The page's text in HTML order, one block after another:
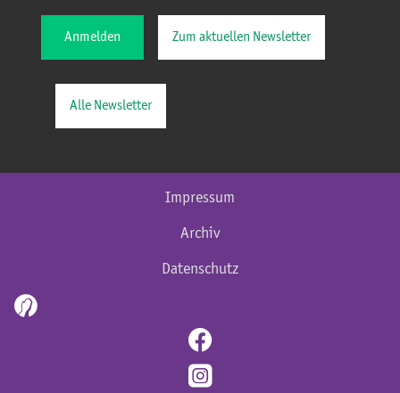
Anmelden Zum aktuellen Newsletter
Alle Newsletter
Impressum
Archiv
Datenschutz